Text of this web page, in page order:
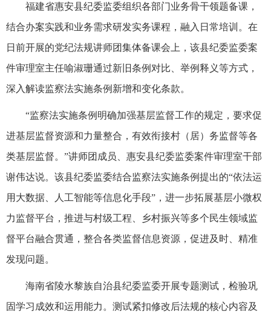
福建省惠安县纪委监委组织各部门业务骨干领题备课，
结合办案实践和业务需求研发实务课程，融入日常培训。在
日前开展的党纪法规讲师团集体备课会上，该县纪委监委案
件审理室主任喻淑珊通过新旧条例对比、举例释义等方式，
深入解读监察法实施条例新增和变化条款。
“监察法实施条例明确加强基层监督工作的规定，要求促
进基层监督资源和力量整合，有效衔接村（居）务监督等各
类基层监督。”讲师团成员、惠安县纪委监委案件审理室干部
谢伟达说。该县纪委监委结合监察法实施条例提出的“依法运
用大数据、人工智能等信息化手段”，进一步拓展基层小微权
力监督平台，推进与村级工程、乡村振兴等多个民生领域监
督平台融合贯通，整合各类监督信息资源，促进及时、精准
发现问题。
海南省陵水黎族自治县纪委监委开展专题测试，检验巩
固学习成效和运用能力。测试紧扣修改后法规的核心内容及